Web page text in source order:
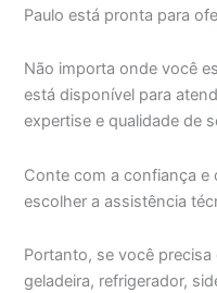
Paulo está pronta para
Não importa onde você
está disponível para
expertise e qualidade de
Conte com a confiança e
escolher a assistência
Portanto, se você
geladeira, refrigerador,